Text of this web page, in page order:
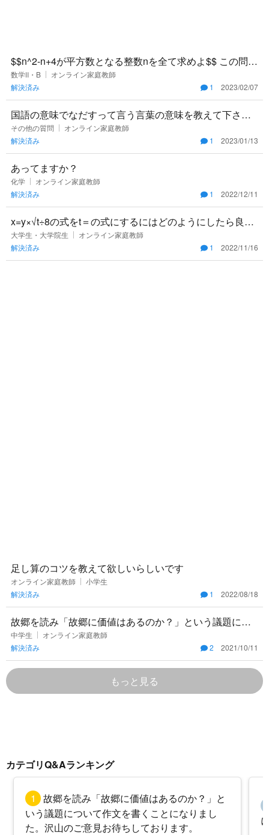
$$n^2-n+4が平方数となる整数nを全て求めよ$$ この問題
の解き方がわかりません助けてください。 大体調べた結
果は
数学Ⅱ・B
オンライン家庭教師
解決済み
1 2023/02/07
国語の意味でなだすって言う言葉の意味を教えて下さ
い。変な意味合いではないですよね？宜しくお願い致し
ます。
その他の質問
オンライン家庭教師
解決済み
1 2023/01/13
あってますか？
化学
オンライン家庭教師
解決済み
1 2022/12/11
x=y×√t÷8の式をt＝の式にするにはどのようにしたら良い
ですか？
大学生・大学院生
オンライン家庭教師
解決済み
1 2022/11/16
足し算のコツを教えて欲しいらしいです
オンライン家庭教師
小学生
解決済み
1 2022/08/18
故郷を読み「故郷に価値はあるのか？」という議題につ
いて作文を書くことになりました。沢山のご意見お待ち
しております。
中学生
オンライン家庭教師
解決済み
2 2021/10/11
もっと見る
カテゴリQ&Aランキング
1
故郷を読み「故郷に価値はあるのか？」と
いう議題について作文を書くことになりまし
た。沢山のご意見お待ちしております。